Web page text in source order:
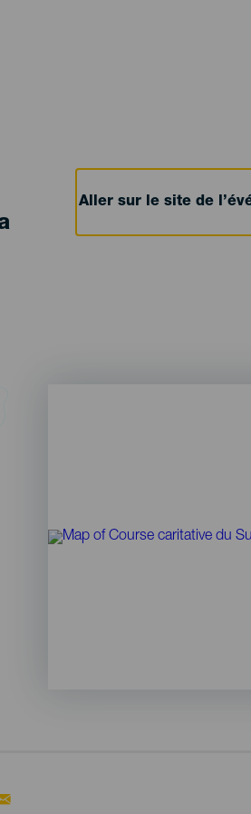
Aller sur le site de